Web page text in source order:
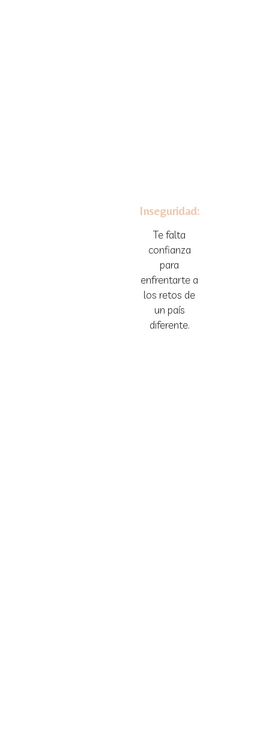
Inseguridad:
Te falta
confianza
para
enfrentarte a
los retos de
un país
diferente.